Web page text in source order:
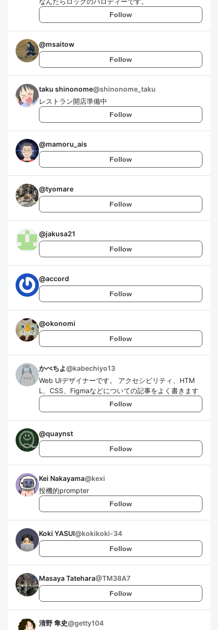
Follow
@msaitow
Follow
taku shinonome@shinonome_taku
レストラン開店準備中
Follow
@mamoru_ais
Follow
@tyomare
Follow
@jakusa21
Follow
@accord
Follow
@okonomi
Follow
かべちよ@kabechiyo13
Web UIデザイナーです。 アクセシビリティ、HTM
L、CSS、Figmaなどについての記事をよく書きます
Follow
@quaynst
Follow
Kei Nakayama@kexi
投機的prompter
Follow
Koki YASUI@kokikoki-34
Follow
Masaya Tatehara@TM38A7
Follow
清野 隼史@getty104